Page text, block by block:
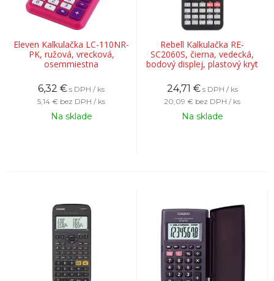
Eleven Kalkulačka LC-110NR-
PK, ružová, vrecková,
osemmiestna
6,32 € s DPH / ks
5,14 € bez DPH / ks
Na sklade
Rebell Kalkulačka RE-
SC2060S, čierna, vedecká,
bodový displej, plastový kryt
24,71 € s DPH / ks
20,09 € bez DPH / ks
Na sklade